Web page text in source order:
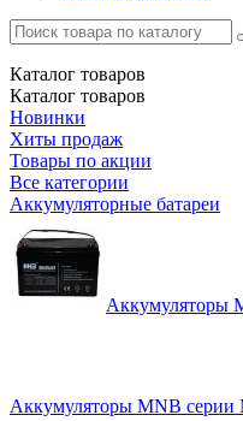
Каталог товаров
Каталог товаров
Новинки
Хиты продаж
Товары по акции
Все категории
Аккумуляторные батареи
Аккумуляторы
Аккумуляторы MNB серии